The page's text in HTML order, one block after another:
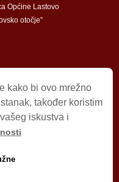
Općine Lastovo
otočje”
Lastovo.
kako bi ovo mrežno
također koristim
iskustva i